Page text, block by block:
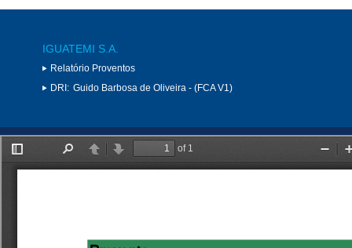
IGUATEMI S.A.
Relatório Proventos
DRI: Guido Barbosa de Oliveira - (FCA V1)